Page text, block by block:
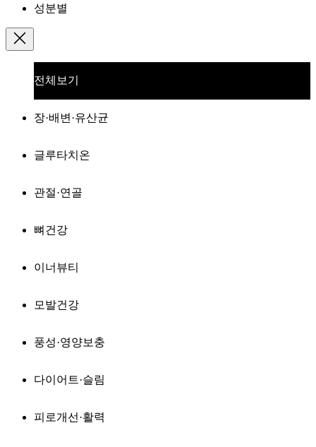
성분별
전체보기
장·배변·유산균
글루타치온
관절·연골
뼈건강
이너뷰티
모발건강
풍성·영양보충
다이어트·슬림
피로개선·활력